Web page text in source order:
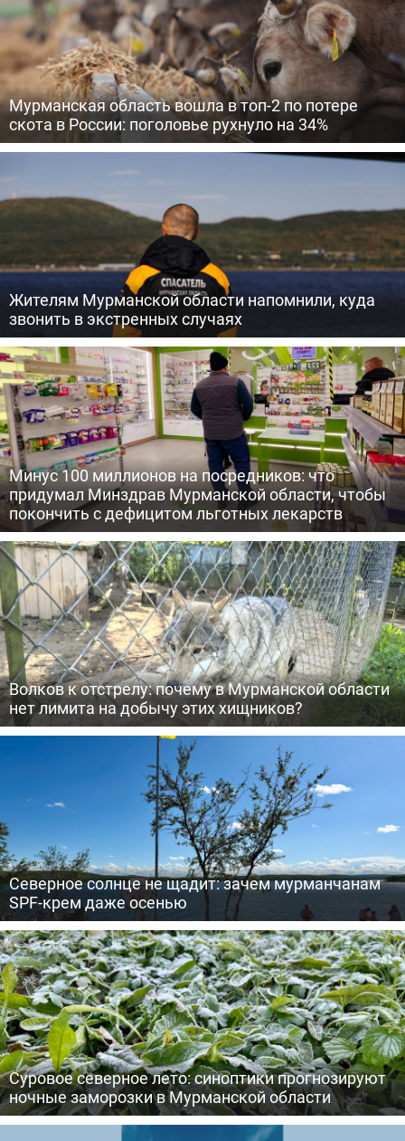
Мурманская область вошла в топ-2 по потере
скота в России: поголовье рухнуло на 34%
Жителям Мурманской области напомнили, куда
звонить в экстренных случаях
Минус 100 миллионов на посредников: что
придумал Минздрав Мурманской области, чтобы
покончить с дефицитом льготных лекарств
Волков к отстрелу: почему в Мурманской области
нет лимита на добычу этих хищников?
Северное солнце не щадит: зачем мурманчанам
SPF-крем даже осенью
Суровое северное лето: синоптики прогнозируют
ночные заморозки в Мурманской области